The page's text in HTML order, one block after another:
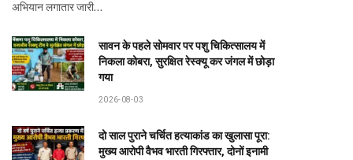
अभियान लगातार जारी…
सावन के पहले सोमवार पर पशु चिकित्सालय में
निकला कोबरा, सुरक्षित रेस्क्यू कर जंगल में छोड़ा
गया
2026-08-03
दो साल पुराने चर्चित हत्याकांड का खुलासा पूरा:
मुख्य आरोपी वैभव भारती गिरफ्तार, दोनों इनामी